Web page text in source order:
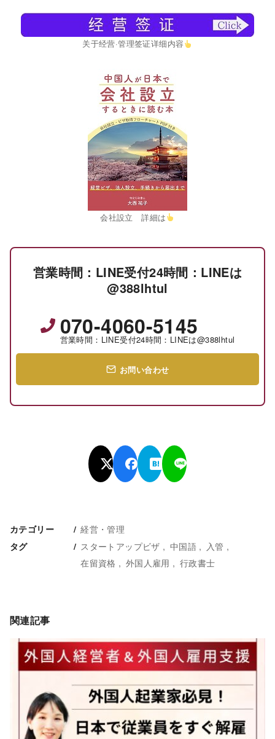
关于经营·管理签证详细内容
会社設立 詳細は
営業時間：LINE受付24時間：LINEは
@388lhtul
070-4060-5145
営業時間：LINE受付24時間：LINEは@388lhtul
お問い合わせ
カテゴリー 経営・管理
タグ スタートアップビザ 中国語
入管
在留資格
外国人雇用 行政書士
関連記事